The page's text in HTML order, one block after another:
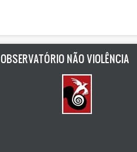
OBSERVATÓRIO NÃO VIOLÊNCIA